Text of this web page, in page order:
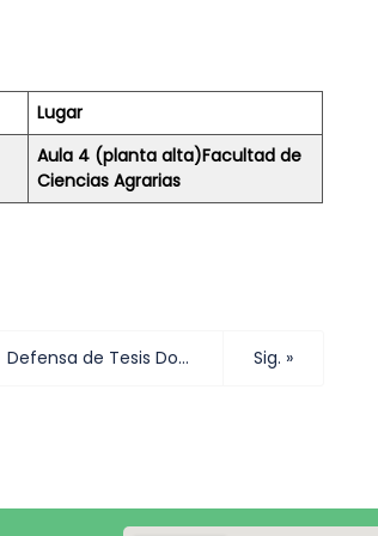
Lugar
Aula 4 (planta alta)Facultad de
Ciencias Agrarias
Defensa de Tesis Doctorado Ing. Agr. Liliana E. VIGLIANCHINO Sig. »